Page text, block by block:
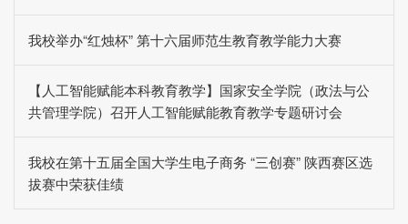
我校举办“红烛杯” 第十六届师范生教育教学能力大赛
【人工智能赋能本科教育教学】国家安全学院（政法与公
共管理学院）召开人工智能赋能教育教学专题研讨会
我校在第十五届全国大学生电子商务 “三创赛” 陕西赛区选
拔赛中荣获佳绩